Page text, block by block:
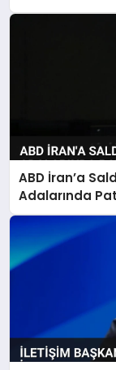
ABD İran’a
Adalarında